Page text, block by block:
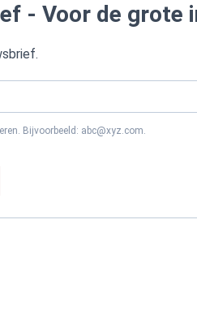
- Voor de grote
Bijvoorbeeld: abc@xyz.com.